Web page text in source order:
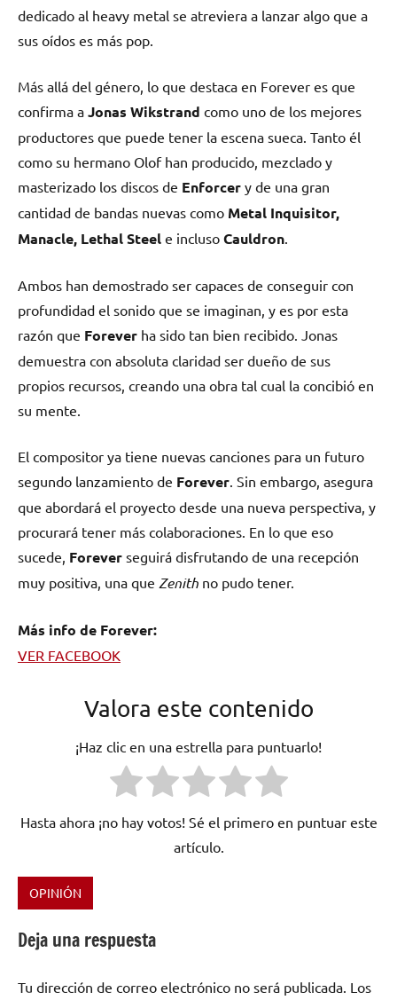
dedicado al heavy metal se atreviera a lanzar algo que a
sus oídos es más pop.
Más allá del género, lo que destaca en Forever es que
confirma a Jonas Wikstrand como uno de los mejores
productores que puede tener la escena sueca. Tanto él
como su hermano Olof han producido, mezclado y
masterizado los discos de Enforcer y de una gran
cantidad de bandas nuevas como Metal Inquisitor,
Manacle, Lethal Steel e incluso Cauldron
Ambos han demostrado ser capaces de conseguir con
profundidad el sonido que se imaginan, y es por esta
razón que Forever ha sido tan bien recibido. Jonas
demuestra con absoluta claridad ser dueño de sus
propios recursos, creando una obra tal cual la concibió en
su mente.
El compositor ya tiene nuevas canciones para un futuro
segundo lanzamiento de Forever . Sin embargo, asegura
que abordará el proyecto desde una nueva perspectiva, y
procurará tener más colaboraciones. En lo que eso
sucede, Forever seguirá disfrutando de una recepción
muy positiva, una que Zenith no pudo tener.
Más info de Forever:
VER FACEBOOK
Valora este contenido
¡Haz clic en una estrella para puntuarlo!
Hasta ahora ¡no hay votos! Sé el primero en puntuar este
artículo.
Etiquetado
forever,
Metaln
OPINIÓN
Deja una respuesta
Tu dirección de correo electrónico no será publicada. Los